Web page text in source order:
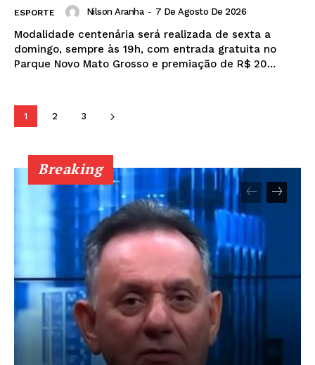
ESPORTE Nilson Aranha - 7 De Agosto De 2026
Modalidade centenária será realizada de sexta a
domingo, sempre às 19h, com entrada gratuita no
Parque Novo Mato Grosso e premiação de R$ 20...
1 2 3
Breaking